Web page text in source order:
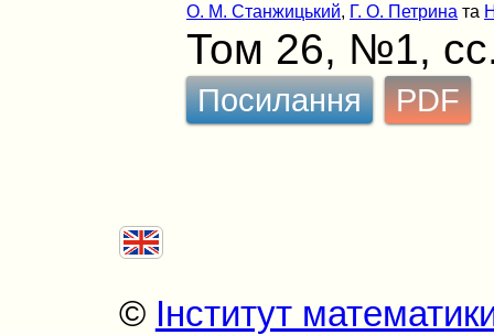
О. М. Станжицький, Г. О. Петрина та
Том 26, №1,
Посилання PDF
© Інститут